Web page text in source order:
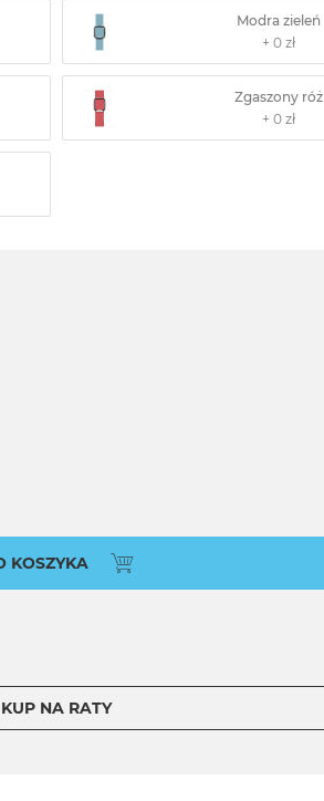
Modra zieleń
Zgaszony róż
KOSZYKA
KUP NA RATY